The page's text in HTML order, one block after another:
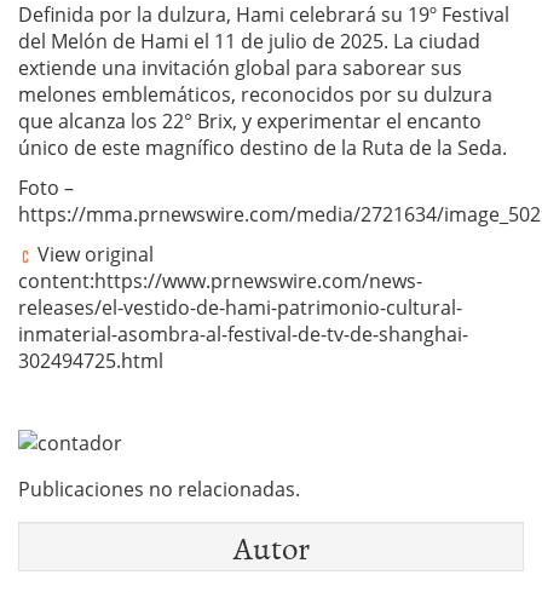
Definida por la dulzura, Hami celebrará su 19º Festival
del Melón de Hami el 11 de julio de 2025. La ciudad
extiende una invitación global para saborear sus
melones emblemáticos, reconocidos por su dulzura
que alcanza los 22° Brix, y experimentar el encanto
único de este magnífico destino de la Ruta de la Seda.
Foto –
https://mma.prnewswire.com/media/2721634/
View original
content:https://www.prnewswire.com/news-
releases/el-vestido-de-hami-patrimonio-cultural-
inmaterial-asombra-al-festival-de-tv-de-shanghai-
302494725.html
Publicaciones no relacionadas.
Autor